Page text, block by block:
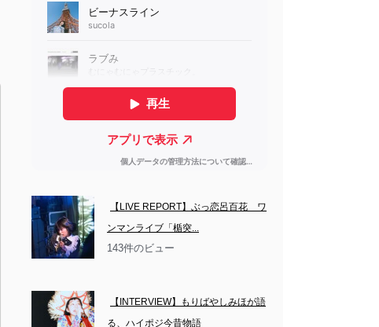
【LIVE REPORT】ぶっ恋呂百花　ワ
ンマンライブ「楯突...
143件のビュー
【INTERVIEW】もりばやしみほが語
る、ハイポジ今昔物語